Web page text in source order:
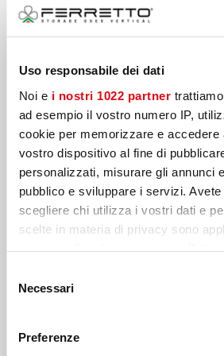
Uso responsabile dei dati
Noi e i nostri 1022 partnertrattiamo
ad esempio il vostro numero IP,
cookie per memorizzare e accedere
vostro dispositivo al fine di
personalizzati, misurare gli annunci
pubblico e sviluppare i servizi.
scegliere chi utilizza i vostri dati e
scelte in materia di privacy sono
qualsiasi momento dalla
Con il tuo consenso, vorremmo
delNecessari
Preferenze
Grazie alla baia esterna gli
prelevati ad altezza
manovrata dall’operatore
VALORE AGGIUNTO
Riduzione della superficie
magazzino
Riduzione dei tempi di
Aumento della sicurezza